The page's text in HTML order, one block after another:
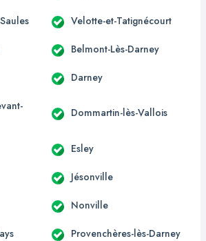
Velotte-et-Tatignécourt
Belmont-Lès-Darney
Darney
Dommartin-lès-Vallois
Esley
Jésonville
Nonville
Provenchères-lès-Darney